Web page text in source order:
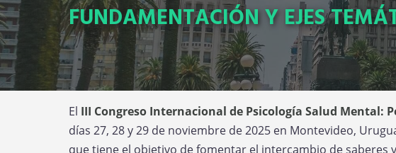
FUNDAMENTACIÓN Y EJES
El III Congreso Internacional de Psicología Salud Mental:
días 27, 28 y 29 de noviembre de 2025 en Montevideo,
que tiene el objetivo de fomentar el intercambio de